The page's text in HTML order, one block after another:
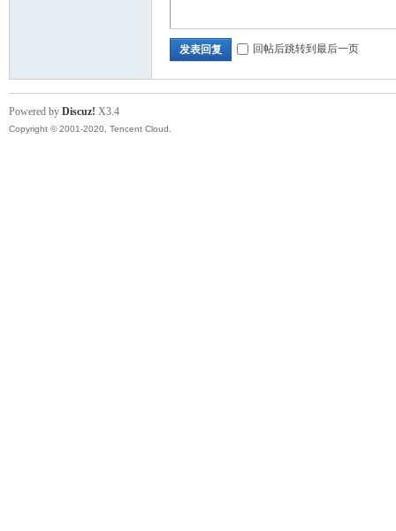
区
发表回复 回帖后跳转到最后一页
Powered by Discuz! X3.4
Copyright © 2001-2020, Tencent Cloud.